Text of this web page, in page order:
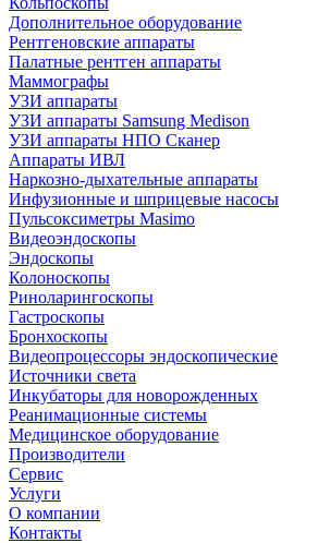
Дополнительное оборудование
Рентгеновские аппараты
Палатные рентген аппараты
Маммографы
УЗИ аппараты
УЗИ аппараты Samsung Medison
УЗИ аппараты НПО Сканер
Аппараты ИВЛ
Наркозно-дыхательные аппараты
Инфузионные и шприцевые насосы
Пульсоксиметры Masimo
Видеоэндоскопы
Эндоскопы
Колоноскопы
Риноларингоскопы
Гастроскопы
Бронхоскопы
Видеопроцессоры эндоскопические
Источники света
Инкубаторы для новорожденных
Реанимационные системы
Медицинское оборудование
Производители
Сервис
Услуги
О компании
Контакты